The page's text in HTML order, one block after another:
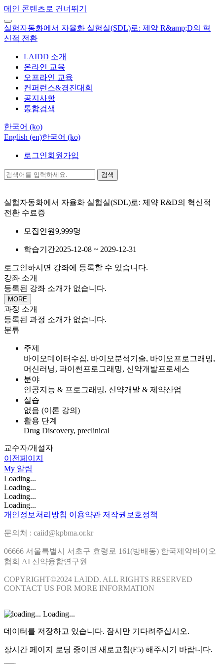
메인 콘텐츠로 건너뛰기
실험자동화에서 자율화 실험실(SDL)로: 제약 R&amp;D의 혁
신적 전환
LAIDD 소개
온라인 교육
오프라인 교육
컨퍼런스&경진대회
공지사항
통합검색
한국어 ‎(ko)‎
English ‎(en)‎한국어 ‎(ko)‎
로그인회원가입
검색
실험자동화에서 자율화 실험실(SDL)로: 제약 R&D의 혁신적
전환 수료증
모집인원9,999명
학습기간2025-12-08 ~ 2029-12-31
로그인하시면 강좌에 등록할 수 있습니다.
강좌 소개
등록된 강좌 소개가 없습니다.
MORE
과정 소개
등록된 과정 소개가 없습니다.
분류
주제
바이오데이터수집, 바이오분석기술, 바이오프로그래밍,
머신러닝, 파이썬프로그래밍, 신약개발프로세스
분야
인공지능 & 프로그래밍, 신약개발 & 제약산업
실습
없음 (이론 강의)
활용 단계
Drug Discovery, preclinical
교수자/개설자
이전페이지
My 알림
Loading...
Loading...
Loading...
Loading...
개인정보처리방침 이용약관 저작권보호정책
문의처 : caiid@kpbma.or.kr
06666 서울특별시 서초구 효령로 161(방배동) 한국제약바이오
협회 AI 신약융합연구원
COPYRIGHT©2024 LAIDD. ALL RIGHTS RESERVED
CONTACT US FOR MORE INFORMATION
Loading...
데이터를 저장하고 있습니다. 잠시만 기다려주십시오.
장시간 페이지 로딩 중이면 새로고침(F5) 해주시기 바랍니다.